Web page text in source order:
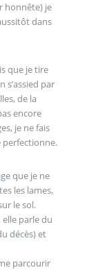
honnête) je
dans
que je tire
s’assied par
de la
encore
je ne fais
perfectionne.
que je ne
les lames,
le sol.
parle du
décès) et
parcourir